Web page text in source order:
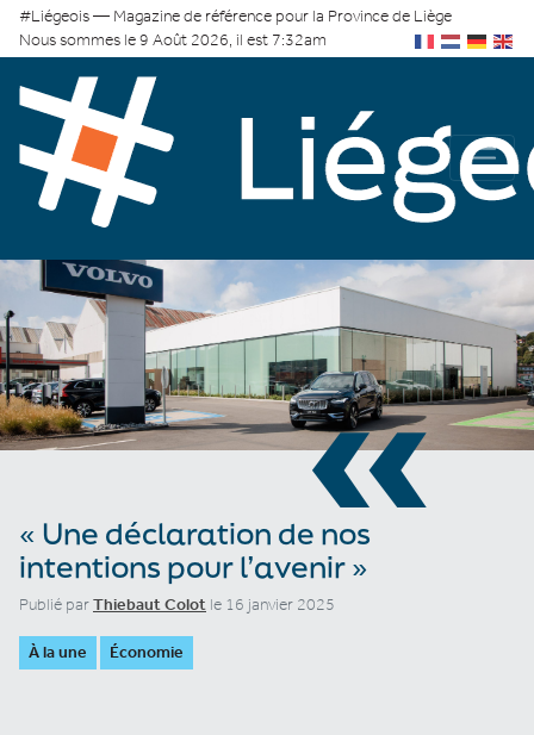
#Liégeois — Magazine de référence pour la Province de Liège
Nous sommes le 9 Août 2026, il est 7:32am
«
« Une déclaration de nos
intentions pour l’avenir »
Publié parThiebaut Colot le 16 janvier 2025
À la une Économie